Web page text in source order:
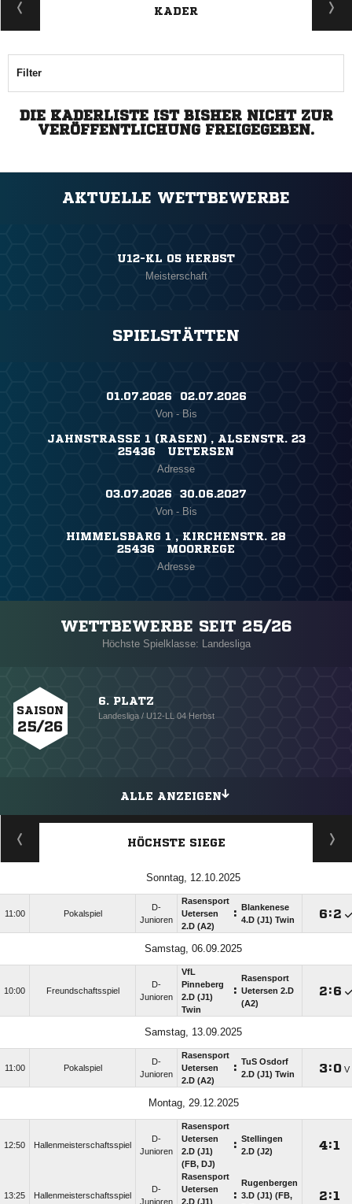
KADER
Filter
DIE KADERLISTE IST BISHER NICHT ZUR
VERÖFFENTLICHUNG FREIGEGEBEN.
AKTUELLE WETTBEWERBE
U12-KL 05 HERBST
Meisterschaft
SPIELSTÄTTEN
01.07.2026 ​ 02.07.2026
Von - Bis
JAHNSTRASSE 1 (RASEN) , ALSENSTR. 23
25436 UETERSEN
Adresse
03.07.2026 ​ 30.06.2027
Von - Bis
HIMMELSBARG 1 , KIRCHENSTR. 28
25436 MOORREGE
Adresse
WETTBEWERBE SEIT 25/26
Höchste Spielklasse: Landesliga
SAISON
25/26
6. PLATZ
Landesliga / U12-LL 04 Herbst
ALLE ANZEIGEN
HÖCHSTE SIEGE
Sonntag, 12.10.2025
11:00 Pokalspiel
D-
Junioren
Rasensport
Uetersen
2.D (A2)
:
Blankenese
4.D (J1) Twin
:
Samstag, 06.09.2025
10:00 Freundschaftsspiel
D-
Junioren
VfL
Pinneberg
2.D (J1)
Twin
:
Rasensport
Uetersen 2.D
(A2)
:
Samstag, 13.09.2025
11:00 Pokalspiel
D-
Junioren
Rasensport
Uetersen
2.D (A2)
: TuS Osdorf
2.D (J1) Twin
: V
Montag, 29.12.2025
12:50 Hallenmeisterschaftsspiel
D-
Junioren
Rasensport
Uetersen
2.D (J1)
(FB, DJ)
: Stellingen
2.D (J2)
:
13:25 Hallenmeisterschaftsspiel
D-
Junioren
Rasensport
Uetersen
2.D (J1)
:
Rugenbergen
3.D (J1) (FB,
: